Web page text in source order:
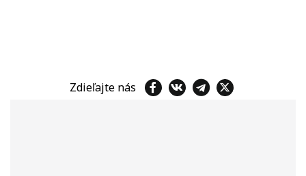
Zdieľajte nás